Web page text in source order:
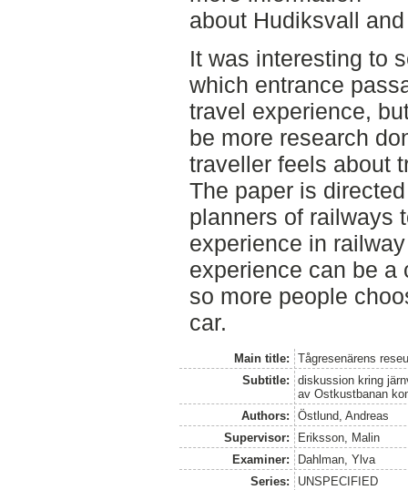
about Hudiksvall
It was interesting to
which entrance
travel experience,
be more research
traveller feels about
The paper is
planners of railways
experience in
experience can be a
so more people
car.
Main title:
Tågresenärens
Subtitle:
diskussion kring
av Ostkustbanan
Authors:
Östlund, Andreas
Supervisor:
Eriksson, Malin
Examiner:
Dahlman, Ylva
Series:
UNSPECIFIED